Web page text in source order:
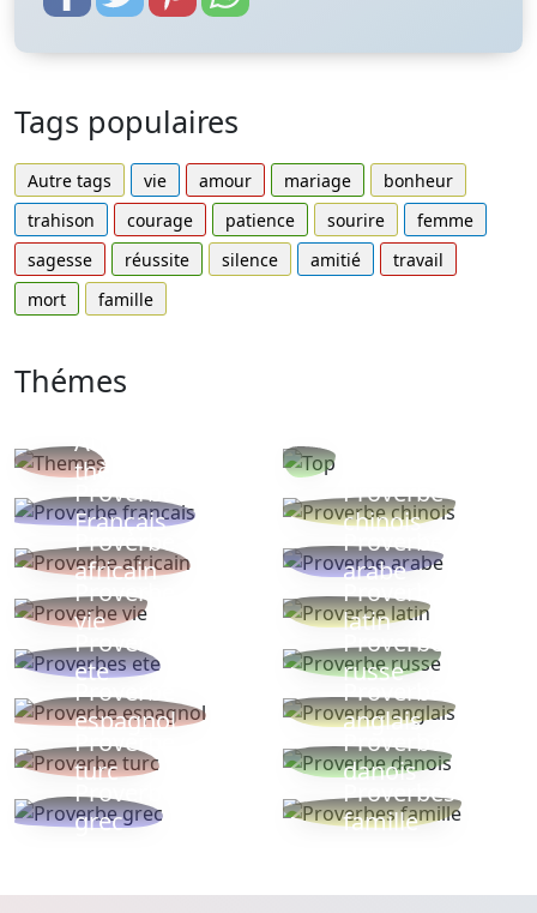
Tags populaires
Autre tags vie amour mariage
bonheur
trahison
courage patience sourire
femme
sagesse
réussite silence amitié
travail
mort
famille
Thémes
Autres
thèmes
Proverbe
Français
Proverbe
chinois
Proverbe
africain
Proverbe
arabe
Proverbe
vie
Proverbe
latin
Proverbes
ete
Proverbe
russe
Proverbe
espagnol
Proverbe
anglais
Proverbe
turc
Proverbe
danois
Proverbe
grec
Proverbes
famille